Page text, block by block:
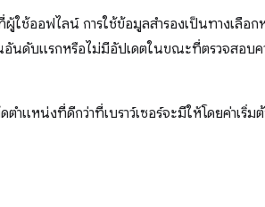
ใช้ออฟไลน์ การใช้ข้อมูลสำรองเป็นทางเลือ
นดับแรกหรือไม่มีอัปเดตในขณะที่ตรวจสอบค
แหน่งที่ดีกว่าที่เบราว์เซอร์จะมีให้โดยค่าเริ่ม